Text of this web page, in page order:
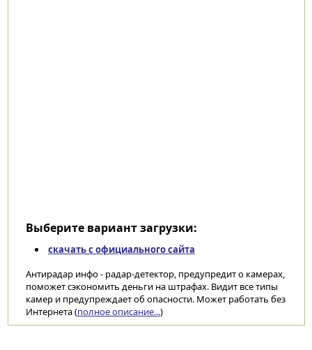
Выберите вариант загрузки:
скачать с официального сайта
Антирадар инфо - радар-детектор, предупредит о камерах,
поможет сэкономить деньги на штрафах. Видит все типы
камер и предупреждает об опасности. Может работать без
Интернета (полное описание...)